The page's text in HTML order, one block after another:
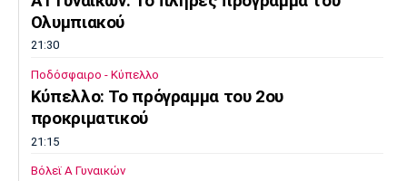
Ολυμπιακού
21:30
Ποδόσφαιρο - Κύπελλο
Κύπελλο: Το πρόγραμμα του 2ου
προκριματικού
21:15
Βόλεϊ Α Γυναικών